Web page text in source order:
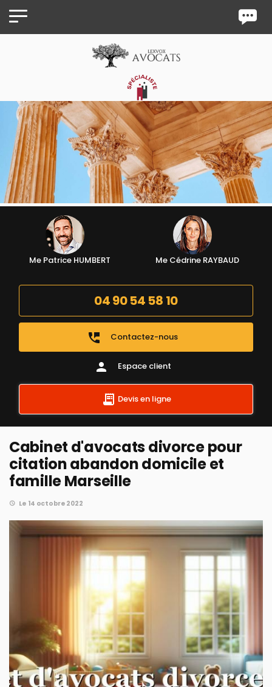
Me Patrice HUMBERT Me Cédrine RAYBAUD
04 90 54 58 10
perm_phone_msg Contactez-nous
person Espace client
Devis en ligne
Cabinet d'avocats divorce pour
citation abandon domicile et
famille Marseille
Le 14 octobre 2022